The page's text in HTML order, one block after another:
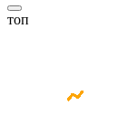
топ